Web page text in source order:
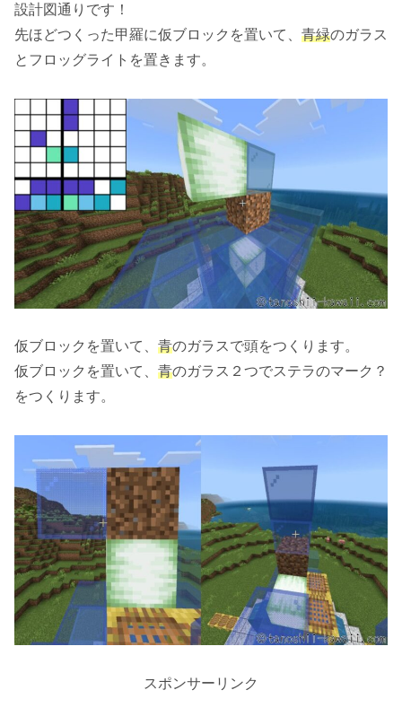
設計図通りです！
先ほどつくった甲羅に仮ブロックを置いて、 青緑のガラス
とフロッグライトを置きます。
仮ブロックを置いて、 青のガラスで頭をつくります。
仮ブロックを置いて、 青のガラス２つでステラのマーク？
をつくります。
スポンサーリンク